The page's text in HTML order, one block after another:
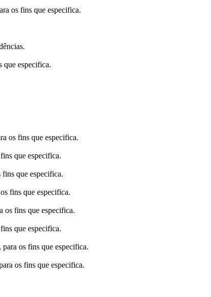
os fins que especifica.
que especifica.
os fins que especifica.
que especifica.
que especifica.
fins que especifica.
os fins que especifica.
que especifica.
os fins que especifica.
os fins que especifica.